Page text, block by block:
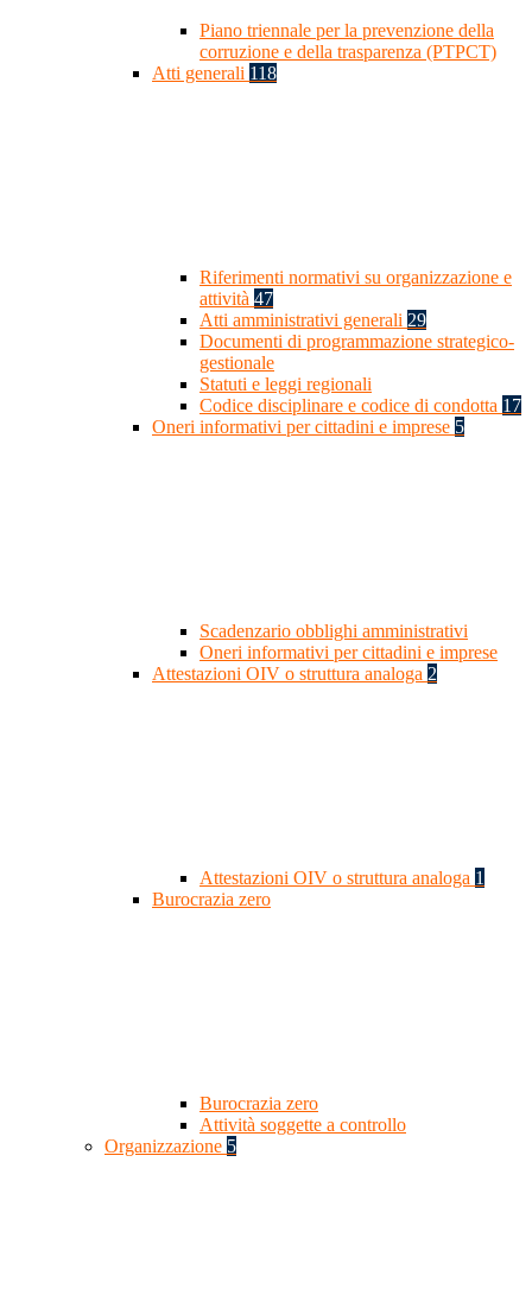
Piano triennale per la prevenzione della
corruzione e della trasparenza (PTPCT)
Atti generali 118
Riferimenti normativi su organizzazione e
attività 47
Atti amministrativi generali 29
Documenti di programmazione strategico-
gestionale
Statuti e leggi regionali
Codice disciplinare e codice di condotta 17
Oneri informativi per cittadini e imprese 5
Scadenzario obblighi amministrativi
Oneri informativi per cittadini e imprese
Attestazioni OIV o struttura analoga 2
Attestazioni OIV o struttura analoga 1
Burocrazia zero
Burocrazia zero
Attività soggette a controllo
Organizzazione 5